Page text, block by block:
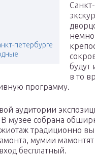
петербурге
в то
программу.
аудитории
музее собрана
традиционно
мумии
бесплатный.